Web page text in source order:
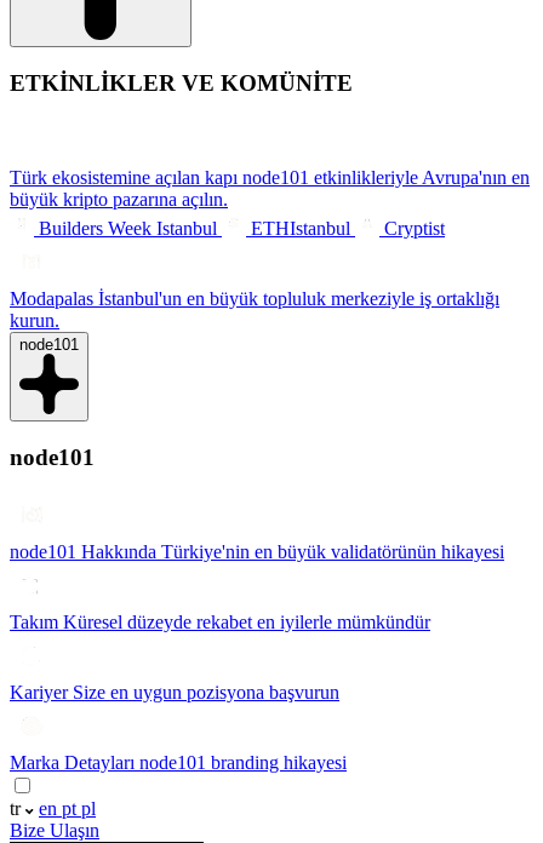
ETKİNLİKLER VE KOMÜNİTE
Türk ekosistemine açılan kapı node101 etkinlikleriyle Avrupa'nın en
büyük kripto pazarına açılın.
Builders Week Istanbul
ETHIstanbul Cryptist
Modapalas İstanbul'un en büyük topluluk merkeziyle iş ortaklığı
kurun.
node101
node101
node101 Hakkında Türkiye'nin en büyük validatörünün hikayesi
Takım Küresel düzeyde rekabet en iyilerle mümkündür
Kariyer Size en uygun pozisyona başvurun
Marka Detayları node101 branding hikayesi
tr en pt pl
Bize Ulaşın